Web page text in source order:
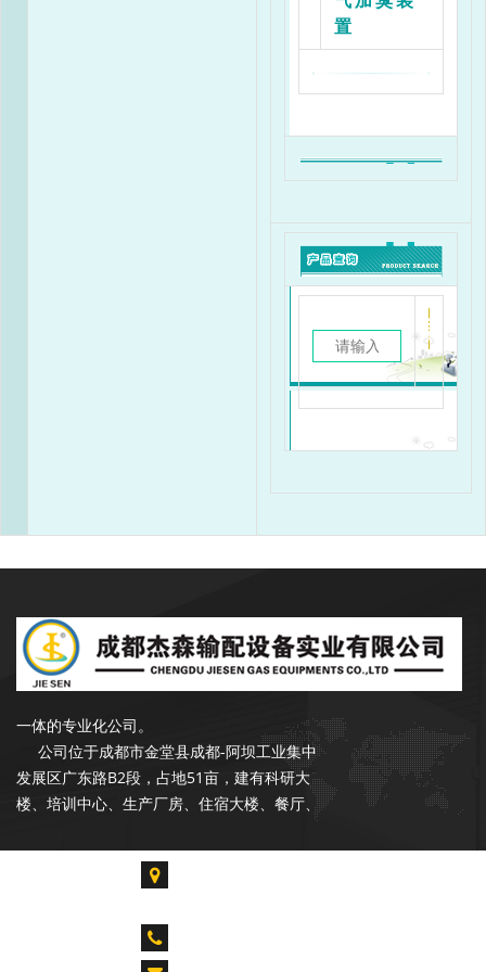
置
成都杰森成立于2002年9月，注册资本
3500万元，是一家专注于石油、天然气行业
输配产品的开发、设计、生产、销售和服务于
一体的专业化公司。
公司位于成都市金堂县成都-阿坝工业集中
发展区广东路B2段，占地51亩，建有科研大
楼、培训中心、生产厂房、住宿大楼、餐厅、
读书室。各类专业技术人才占总人数的55%以
上，拥有各类生产、检验、试验设备300余台
套，具备年产20000台套设备的能力。是中石
长庆油田、青海油田、新疆油田、华北油田、
胜利油田、辽河油田、设有销售和服务网点。